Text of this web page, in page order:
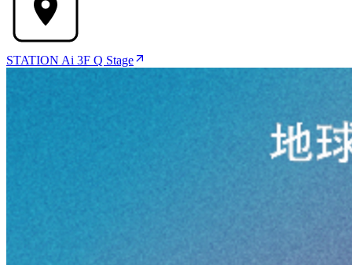
STATION Ai 3F Q Stage